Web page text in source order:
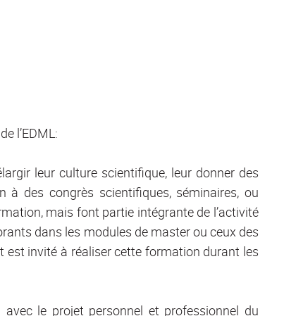
l’EDML:
leur culture scientifique, leur donner des
à des congrès scientifiques, séminaires, ou
mais font partie intégrante de l’activité
dans les modules de master ou ceux des
est invité à réaliser cette formation durant les
le projet personnel et professionnel du